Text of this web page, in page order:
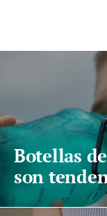
Botellas
son